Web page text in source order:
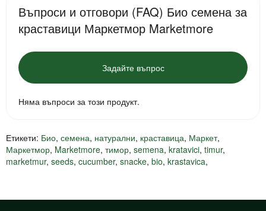
Въпроси и отговори (FAQ) Био семена за
краставици Маркетмор Marketmore
Задайте въпрос
Няма въпроси за този продукт.
Етикети: Био, семена, натурални, краставица, Маркет,
Маркетмор, Marketmore, тимор, semena, kratavici, timur,
marketmur, seeds, cucumber, snacke, bio, krastavica,